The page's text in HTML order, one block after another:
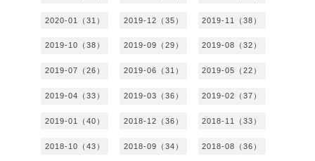
2020-01（31） 2019-12（35） 2019-11（38）
2019-10（38） 2019-09（29） 2019-08（32）
2019-07（26） 2019-06（31） 2019-05（22）
2019-04（33） 2019-03（36） 2019-02（37）
2019-01（40） 2018-12（36） 2018-11（33）
2018-10（43） 2018-09（34） 2018-08（36）